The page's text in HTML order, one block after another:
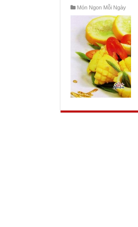
Món Ngon Mỗi Ngày